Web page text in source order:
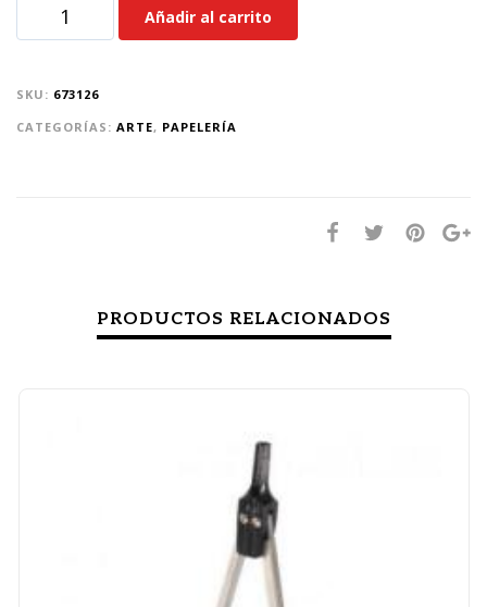
Añadir al carrito
SKU: 673126
CATEGORÍAS: ARTE, PAPELERÍA
PRODUCTOS RELACIONADOS